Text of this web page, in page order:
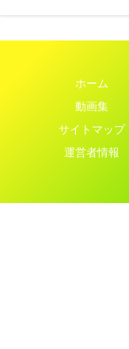
ホーム
動画集
サイトマップ
運営者情報